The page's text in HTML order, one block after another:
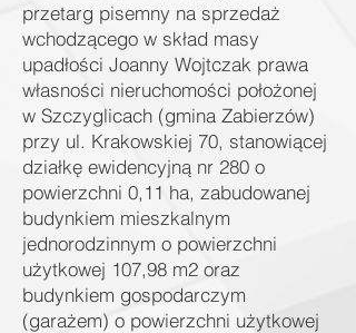
przetarg pisemny na sprzedaż
wchodzącego w skład masy
upadłości Joanny Wojtczak prawa
własności nieruchomości położonej
w Szczyglicach (gmina Zabierzów)
przy ul. Krakowskiej 70, stanowiącej
działkę ewidencyjną nr 280 o
powierzchni 0,11 ha, zabudowanej
budynkiem mieszkalnym
jednorodzinnym o powierzchni
użytkowej 107,98 m2 oraz
budynkiem gospodarczym
(garażem) o powierzchni użytkowej